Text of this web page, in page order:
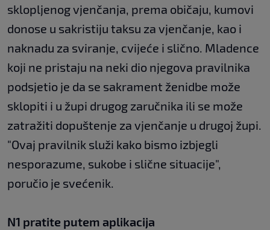
sklopljenog vjenčanja, prema običaju, kumovi
donose u sakristiju taksu za vjenčanje, kao i
naknadu za sviranje, cvijeće i slično. Mladence
koji ne pristaju na neki dio njegova pravilnika
podsjetio je da se sakrament ženidbe može
sklopiti i u župi drugog zaručnika ili se može
zatražiti dopuštenje za vjenčanje u drugoj župi.
"Ovaj pravilnik služi kako bismo izbjegli
nesporazume, sukobe i slične situacije",
poručio je svećenik.
N1 pratite putem aplikacija